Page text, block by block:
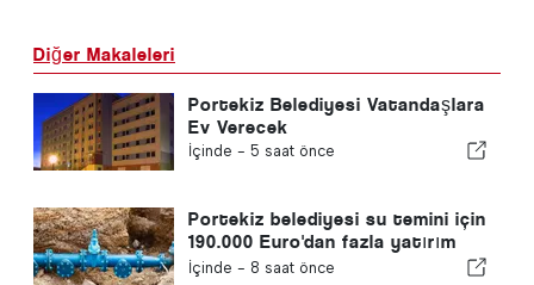
Diğer Makaleleri
Portekiz Belediyesi Vatandaşlara
Ev Verecek
İçinde - 5 saat önce
Portekiz belediyesi su temini için
190.000 Euro'dan fazla yatırım
yapıyor
İçinde - 8 saat önce